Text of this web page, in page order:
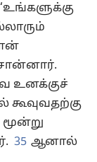
உனக்குச்
கூவுவதற்கு
35 ஆனால்